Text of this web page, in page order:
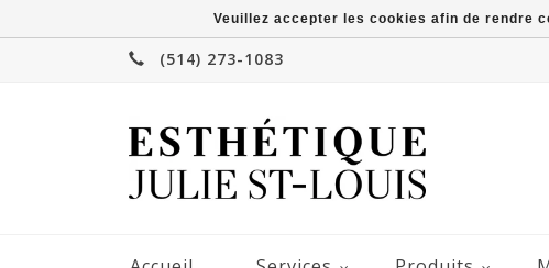
(514) 273-1083
Veuillez accepter les cookies afin de rendre